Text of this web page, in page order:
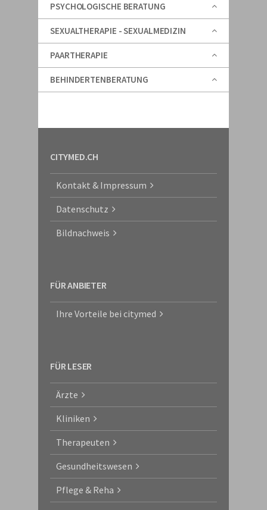
PSYCHOLOGISCHE BERATUNG
SEXUALTHERAPIE - SEXUALMEDIZIN
PAARTHERAPIE
BEHINDERTENBERATUNG
CITYMED.CH
Kontakt & Impressum
Datenschutz
Bildnachweis
FÜR ANBIETER
Ihre Vorteile bei citymed
FÜR LESER
Ärzte
Kliniken
Therapeuten
Gesundheitswesen
Pflege & Reha